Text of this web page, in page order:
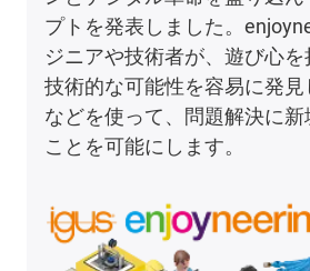
プトを発表しました。
ジニアや技術者が、遊び心
技術的な可能性を容易に発見
などを使って、問題解決に新
ことを可能にします。